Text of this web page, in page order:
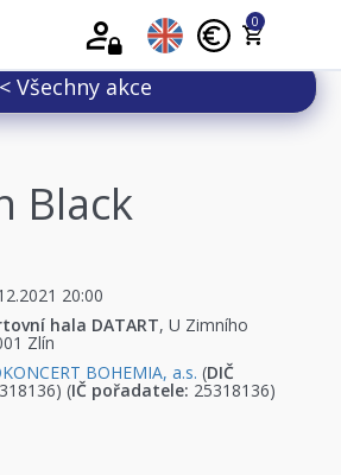
0
< Všechny akce
Black
20:00
hala DATART, U Zimního
Zlín
BOHEMIA, a.s. (DIČ
(IČ pořadatele: 25318136)